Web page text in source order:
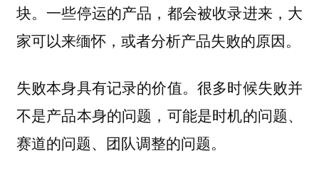
块。一些停运的产品，都会被收录进来，大
家可以来缅怀，或者分析产品失败的原因。
失败本身具有记录的价值。很多时候失败并
不是产品本身的问题，可能是时机的问题、
赛道的问题、团队调整的问题。